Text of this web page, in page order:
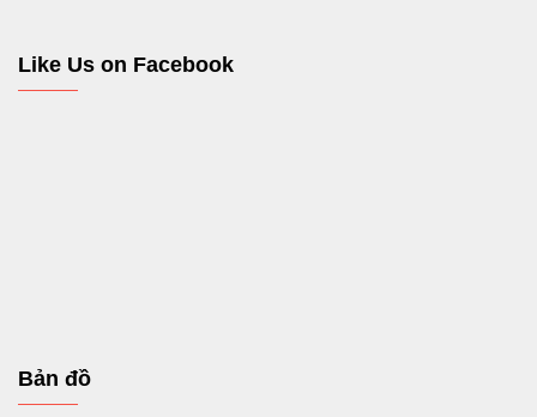
Like Us on Facebook
Bản đồ